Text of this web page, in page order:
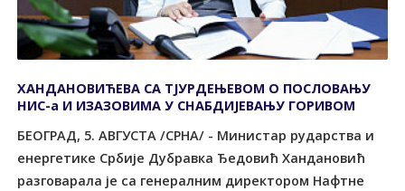
ХАНДАНОВИЋЕВА СА ТЈУРДЕЊЕВОМ О ПОСЛОВАЊУ
НИС-а И ИЗАЗОВИМА У СНАБДИЈЕВАЊУ ГОРИВОМ
БЕОГРАД, 5. АВГУСТА /СРНА/ - Министар рударства и
енергетике Србије Дубравка Ђедовић Хандановић
разговарала је са генералним директором Нафтне